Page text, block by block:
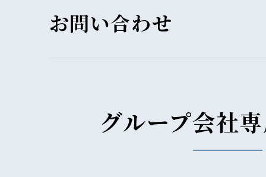
お問い合わせ
グループ会社